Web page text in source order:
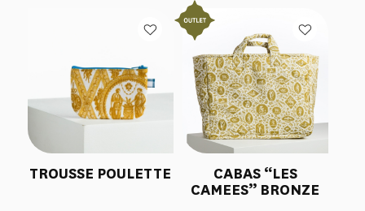
TROUSSE POULETTE
CABAS “LES
CAMEES” BRONZE